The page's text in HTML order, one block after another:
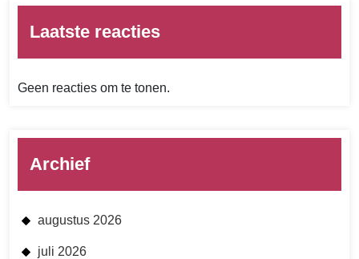
Laatste reacties
Geen reacties om te tonen.
Archief
augustus 2026
juli 2026